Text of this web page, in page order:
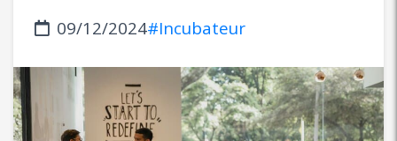
09/12/2024#Incubateur